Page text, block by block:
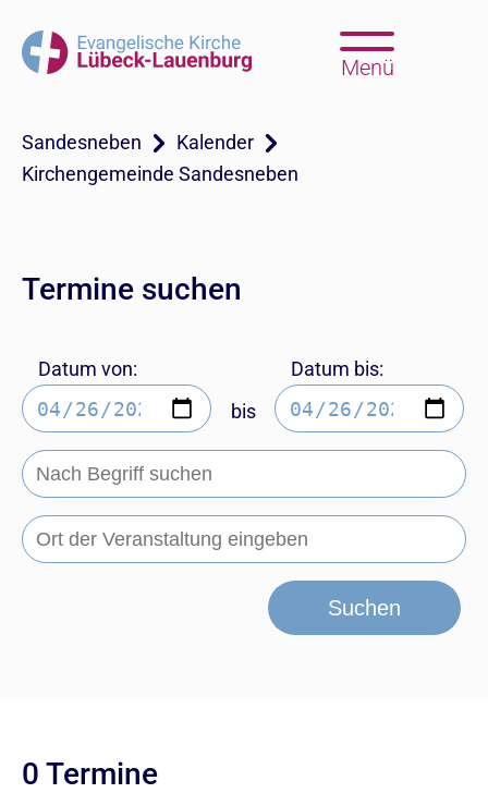
Menü
Sandesneben
Kalender
Kirchengemeinde Sandesneben
Termine suchen
Datum von:
bis
Datum bis:
Suchen
0 Termine